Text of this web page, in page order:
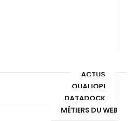
ACTUS
QUALIOPI
DATADOCK
MÉTIERS DU WEB